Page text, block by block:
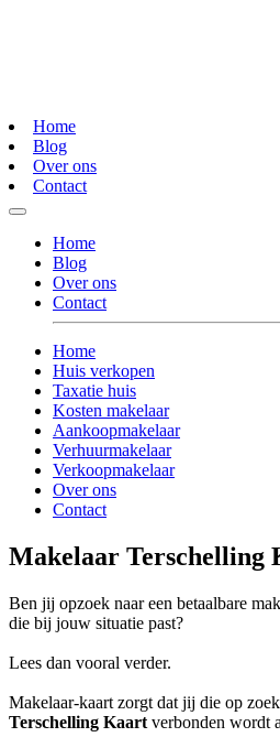
Home
Blog
Over ons
Contact
Home
Blog
Over ons
Contact
Home
Huis verkopen
Taxatie huis
Kosten makelaar
Aankoopmakelaar
Verhuurmakelaar
Verkoopmakelaar
Over ons
Contact
Makelaar Terschelling
Ben jij opzoek naar een betaalbare
die bij jouw situatie past?
Lees dan vooral verder.
Makelaar-kaart zorgt dat jij die op
Terschelling Kaart verbonden wordt